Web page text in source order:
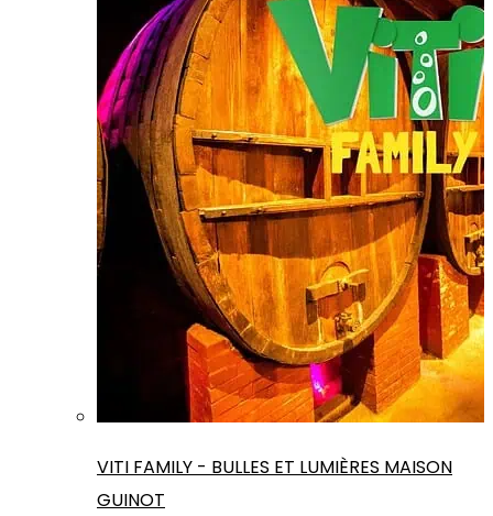
VITI FAMILY - BULLES ET LUMIÈRES MAISON
GUINOT